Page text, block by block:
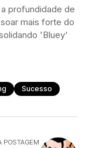
profundidade de
mais forte do
'Bluey'
Sucesso
POSTAGEM